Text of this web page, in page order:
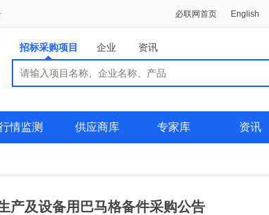
必联网首页 English
招标采购项目 企业 资讯
情监测 供应商库 专家库 资讯
产及设备用巴马格备件采购公告